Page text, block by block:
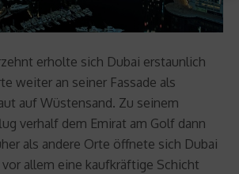
erholte sich Dubai erstaunlich
weiter an seiner Fassade als
auf Wüstensand. Zu seinem
verhalf dem Emirat am Golf dann
als andere Orte öffnete sich Dubai
allem eine kaufkräftige Schicht